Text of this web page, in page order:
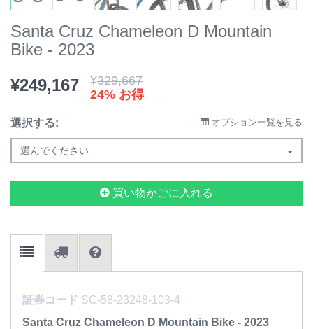
Santa Cruz Chameleon D Mountain
Bike - 2023
¥249,167 ¥329,667
24% お得
選択する: オプション一覧を見る
選んでください
買い物かごに入れる
証券コード SC-58-23248-103-4
Santa Cruz Chameleon D Mountain Bike - 2023